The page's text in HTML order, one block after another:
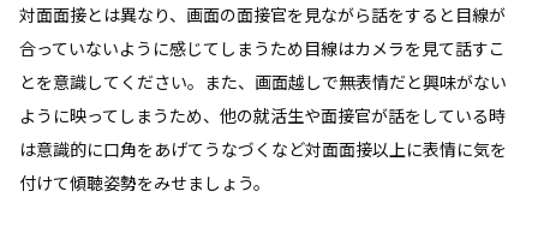
対面面接とは異なり、画面の面接官を見ながら話をすると目線が
合っていないように感じてしまうため目線はカメラを見て話すこ
とを意識してください。また、画面越しで無表情だと興味がない
ように映ってしまうため、他の就活生や面接官が話をしている時
は意識的に口角をあげてうなづくなど対面面接以上に表情に気を
付けて傾聴姿勢をみせましょう。